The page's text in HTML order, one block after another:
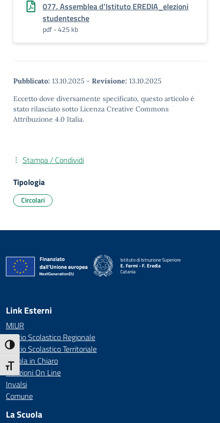
Attiva/disattiva alto contrasto
Attiva/disattiva dimensione testo
077. Assemblea d'Istituto EREDIA_elezioni
studentesche
pdf - 425 kb
Pubblicato: 13.10.2025 - Revisione: 13.10.2025
Eccetto dove diversamente specificato, questo articolo è
stato rilasciato sotto Licenza Creative Commons
Attribuzione 4.0 Italia.
Stampa / Condividi
Tipologia
Circolari
Istituto di Istruzione Superiore
E. Fermi - F. Eredia
Catania
Link Esterni
MIUR
Ufficio Scolastico Regionale
Ufficio Scolastico Territoriale
Scuola in Chiaro
Iscrizioni On Line
Invalsi
Comune
La Scuola